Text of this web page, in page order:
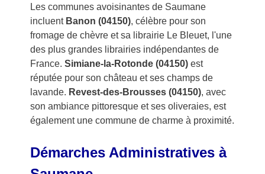
Les communes avoisinantes de Saumane
incluent Banon (04150), célèbre pour son
fromage de chèvre et sa librairie Le Bleuet, l'une
des plus grandes librairies indépendantes de
France. Simiane-la-Rotonde (04150)est
réputée pour son château et ses champs de
lavande. Revest-des-Brousses (04150), avec
son ambiance pittoresque et ses oliveraies, est
également une commune de charme à proximité.
Démarches Administratives à